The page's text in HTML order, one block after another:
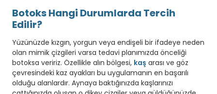
Botoks Hangi Durumlarda Tercih
Edilir?
Yüzünüzde kızgın, yorgun veya endişeli bir ifadeye neden
olan mimik çizgileri varsa tedavi planımızda önceliği
botoksa veririz. Özellikle alın bölgesi, kaş arası ve göz
çevresindeki kaz ayakları bu uygulamanın en başarılı
olduğu alanlardır. Aynaya baktığınızda kaşlarınızı